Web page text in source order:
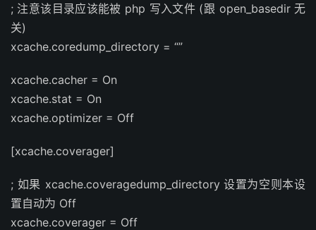
; 注意该目录应该能被 php 写入文件 (跟 open_basedir 无
关)
xcache.coredump_directory = “”
xcache.cacher = On
xcache.stat = On
xcache.optimizer = Off
[xcache.coverager]
; 如果 xcache.coveragedump_directory 设置为空则本设
置自动为 Off
xcache.coverager = Off